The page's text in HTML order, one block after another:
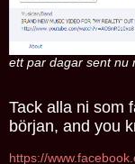
ett par dagar sent nu
Tack alla ni som
början, and you